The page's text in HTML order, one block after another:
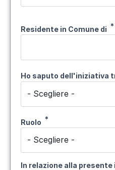
Residente in Comune di
Ho saputo dell'iniziativa
Ruolo
In relazione alla presente